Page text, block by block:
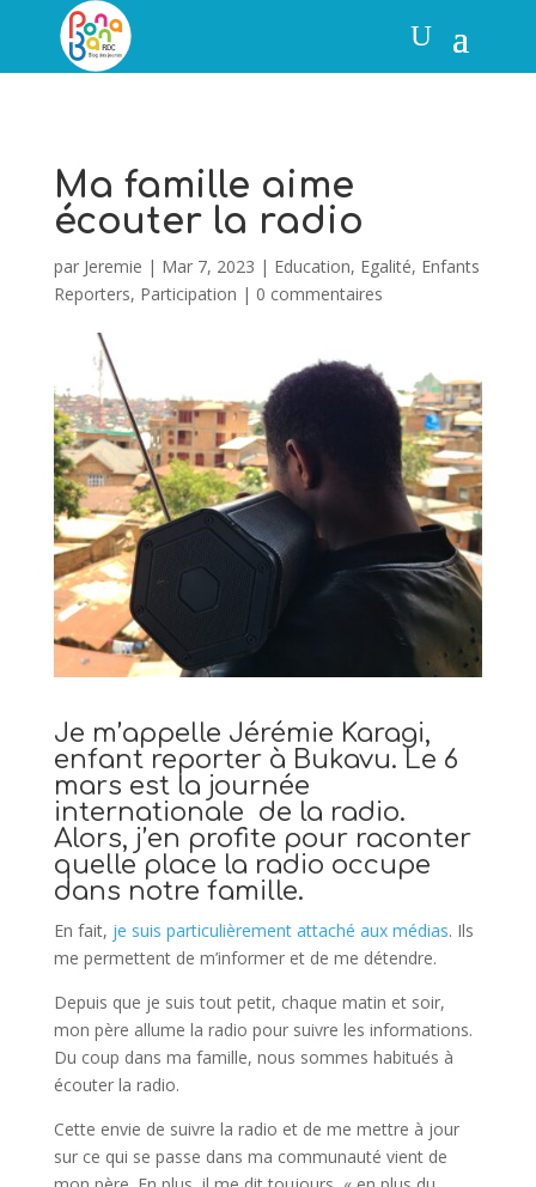
Ma famille aime
écouter la radio
par Jeremie | Mar 7, 2023 | Education, Egalité, Enfants
Reporters, Participation | 0 commentaires
Je m’appelle Jérémie Karagi,
enfant reporter à Bukavu. Le 6
mars est la journée
internationale de la radio.
Alors, j’en profite pour raconter
quelle place la radio occupe
dans notre famille.
En fait, je suis particulièrement attaché aux médias. Ils
me permettent de m’informer et de me détendre.
Depuis que je suis tout petit, chaque matin et soir,
mon père allume la radio pour suivre les informations.
Du coup dans ma famille, nous sommes habitués à
écouter la radio.
Cette envie de suivre la radio et de me mettre à jour
sur ce qui se passe dans ma communauté vient de